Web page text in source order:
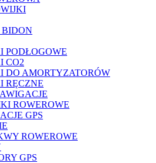
PODŁOGOWE
CO2
DO AMORTYZATORÓW
RĘCZNE
ROWEROWE
GPS
ROWEROWE
GPS